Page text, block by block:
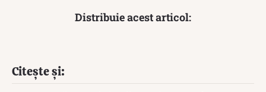
Distribuie acest articol:
Citește și: